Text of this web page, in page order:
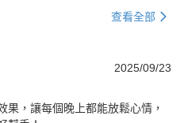
查看全部
2025/09/23
果，讓每個晚上都能放鬆心情，